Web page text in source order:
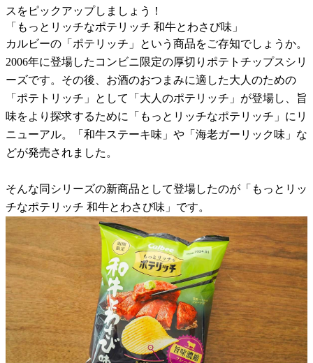
スをピックアップしましょう！
「もっとリッチなポテリッチ 和牛とわさび味」
カルビーの「ポテリッチ」という商品をご存知でしょうか。
2006年に登場したコンビニ限定の厚切りポテトチップスシリ
ーズです。その後、お酒のおつまみに適した大人のための
「ポテトリッチ」として「大人のポテリッチ」が登場し、旨
味をより探求するために「もっとリッチなポテリッチ」にリ
ニューアル。「和牛ステーキ味」や「海老ガーリック味」な
どが発売されました。
そんな同シリーズの新商品として登場したのが「もっとリッ
チなポテリッチ 和牛とわさび味」です。